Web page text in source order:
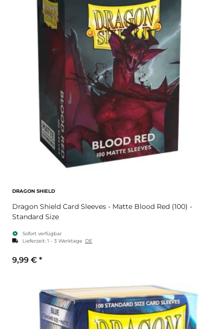
DRAGON SHIELD
Dragon Shield Card Sleeves - Matte Blood Red (100) -
Standard Size
Sofort verfügbar
Lieferzeit: 1 - 3 Werktage DE
9,99 € *